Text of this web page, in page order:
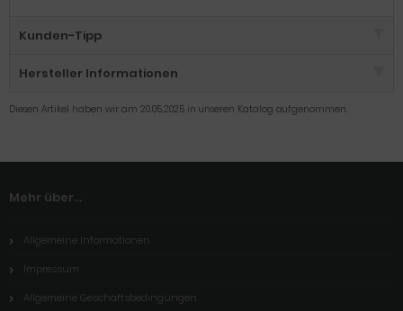
Kunden-Tipp
Hersteller Informationen
Diesen Artikel haben wir am 20.05.2025 in unseren Katalog aufgenommen.
Mehr über...
Allgemeine Informationen
Impressum
Allgemeine Geschäftsbedingungen